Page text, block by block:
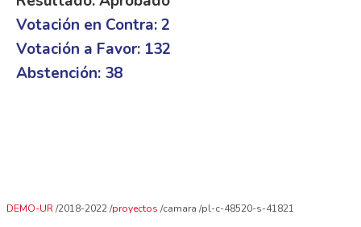
Votación en Contra: 2
Votación a Favor: 132
Abstención: 38
DEMO-UR 2018-2022 proyectos camara pl-c-48520-s-41821